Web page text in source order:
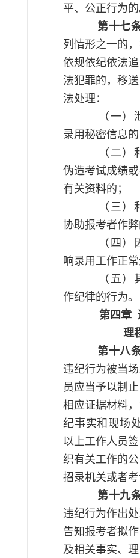
平、公正行为的
第十七
列情形之一的
依规依纪依法
法犯罪的，移
法处理：
（一
录用秘密信息的
（二）
伪造考试成绩
有关资料的；
（三）
协助报考者作弊
（四
响录用工作正常
（五
作纪律的行为。
第四章
理
第十八
违纪行为被当
员应当予以制
相应证据材料
纪事实和现场
以上工作人员
织有关工作的公
招录机关或者考
第十九
违纪行为作出
告知报考者拟
及相关事实、